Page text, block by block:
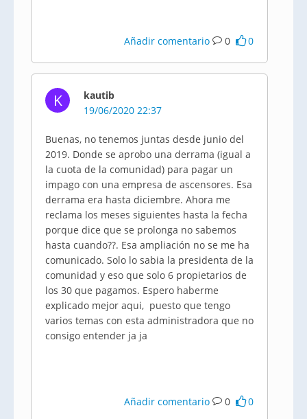
Añadir comentario 0 0
K
kautib
19/06/2020 22:37
Buenas, no tenemos juntas desde junio del
2019. Donde se aprobo una derrama (igual a
la cuota de la comunidad) para pagar un
impago con una empresa de ascensores. Esa
derrama era hasta diciembre. Ahora me
reclama los meses siguientes hasta la fecha
porque dice que se prolonga no sabemos
hasta cuando??. Esa ampliación no se me ha
comunicado. Solo lo sabia la presidenta de la
comunidad y eso que solo 6 propietarios de
los 30 que pagamos. Espero haberme
explicado mejor aqui, puesto que tengo
varios temas con esta administradora que no
consigo entender ja ja
Añadir comentario 0 0